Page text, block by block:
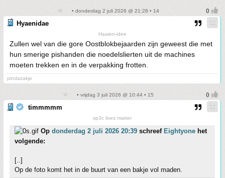
• donderdag 2 juli 2026 @ 21:28 • 14
Hyaenidae
Haaien-idee
Zullen wel van die gore Oostblokbejaarden zijn geweest die met
hun smerige pishanden die noedelslierten uit de machines
moeten trekken en in de verpakking frotten.
pindazakje
• vrijdag 3 juli 2026 @ 10:44 • 15
timmmmm
sp3c lives matter
Op donderdag 2 juli 2026 20:39 schreef Eightyone het
volgende:
[..]
Op de foto komt het in de buurt van een bakje vol maden.